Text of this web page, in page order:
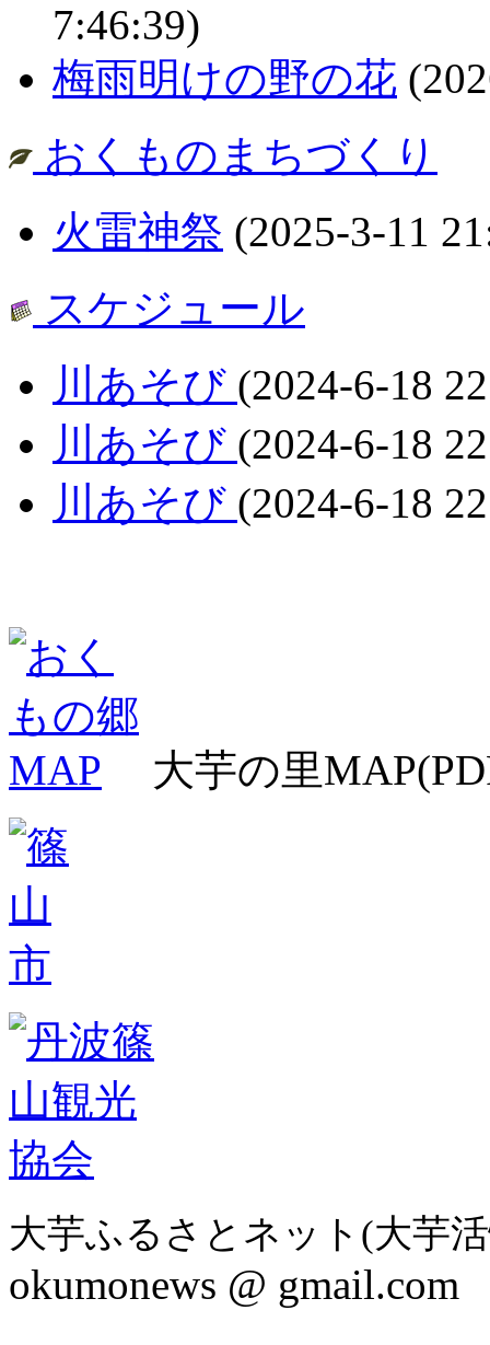
7:46:39)
梅雨明けの野の花
おくものまちづくり
火雷神祭 (2025-3-11
スケジュール
川あそび (2024-6-18
川あそび (2024-6-18
川あそび (2024-6-18
大芋の里
大芋ふるさとネット(大芋
okumonews @ gmail.com